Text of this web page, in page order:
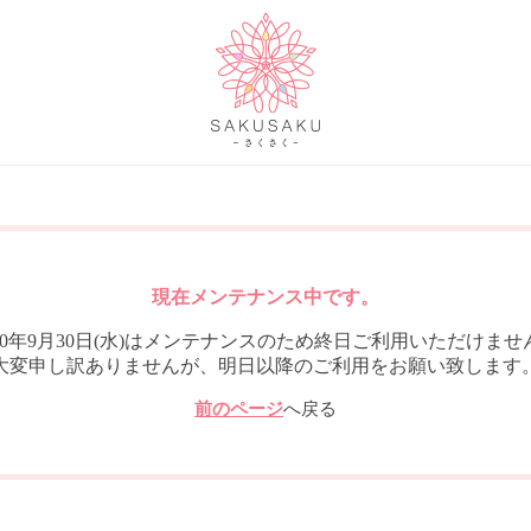
現在メンテナンス中です。
年9月30日(水)はメンテナンスのため終日ご利用いただけませ
変申し訳ありませんが、明日以降のご利用をお願い致します
前のページへ戻る